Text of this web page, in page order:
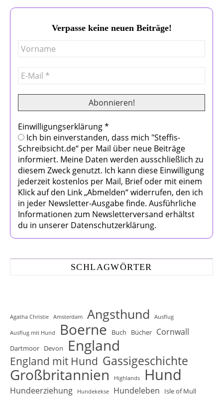
Verpasse keine neuen Beiträge!
Einwilligungserklärung*
Ich bin einverstanden, dass mich "Steffis-
Schreibsicht.de“ per Mail über neue Beiträge
informiert. Meine Daten werden ausschließlich zu
diesem Zweck genutzt. Ich kann diese Einwilligung
jederzeit kostenlos per Mail, Brief oder mit einem
Klick auf den Link „Abmelden“ widerrufen, den ich
in jeder Newsletter-Ausgabe finde. Ausführliche
Informationen zum Newsletterversand erhältst
du in unserer Datenschutzerklärung.
SCHLAGWÖRTER
Agatha Christie Amsterdam Angsthund Ausflug
Ausflug mit Hund Boerne Buch Bücher Cornwall
Dartmoor Devon England
England mit Hund Gassigeschichte
Großbritannien Highlands Hund
Hundeerziehung Hundekekse Hundeleben Isle of Mull